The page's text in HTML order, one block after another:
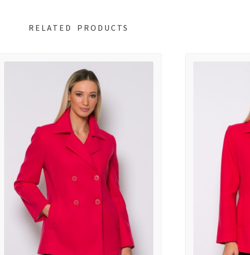
RELATED PRODUCTS